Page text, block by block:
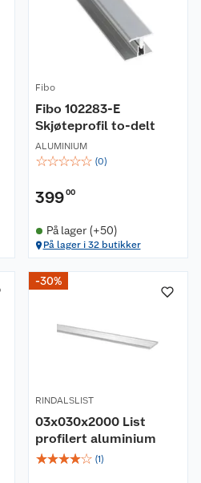
Fibo
Fibo 102283-E
Skjøteprofil to-delt
ALUMINIUM
☆☆☆☆☆ (0)
39900
På lager (+50)
På lager i 32 butikker
-30%
RINDALSLIST
03x030x2000 List
profilert aluminium
☆☆☆☆☆ (1)